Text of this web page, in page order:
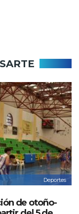
Deportes
de otoño-